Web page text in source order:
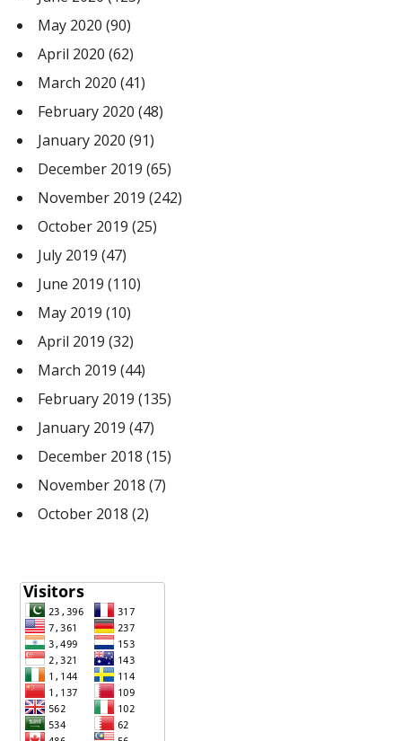
May 2020 (90)
April 2020 (62)
March 2020 (41)
February 2020 (48)
January 2020 (91)
December 2019 (65)
November 2019 (242)
October 2019 (25)
July 2019 (47)
June 2019 (110)
May 2019 (10)
April 2019 (32)
March 2019 (44)
February 2019 (135)
January 2019 (47)
December 2018 (15)
November 2018 (7)
October 2018 (2)